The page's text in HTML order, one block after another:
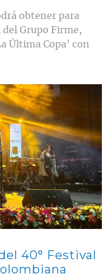
obtener para
del Grupo Firme,
Última Copa’ con
40° Festival